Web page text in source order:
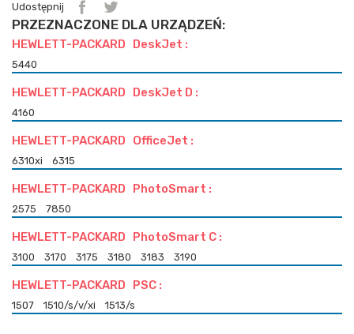
Udostępnij
PRZEZNACZONE DLA URZĄDZEŃ:
HEWLETT-PACKARD DeskJet :
5440
HEWLETT-PACKARD DeskJet D :
4160
HEWLETT-PACKARD OfficeJet :
6310xi 6315
HEWLETT-PACKARD PhotoSmart :
2575 7850
HEWLETT-PACKARD PhotoSmart C :
3100 3170 3175 3180 3183 3190
HEWLETT-PACKARD PSC :
1507 1510/s/v/xi 1513/s